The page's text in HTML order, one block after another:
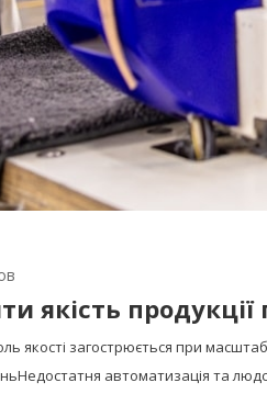
якість
якості загострюється при
автоматизація та